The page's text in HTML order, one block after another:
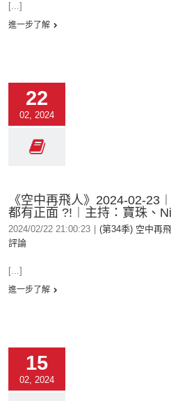
[...]
進一步了解
22
02, 2024
《空中再飛人》2024-02-
都有正面 ?!︱主持：寶珠、
2024/02/22 21:00:23 (第34季) 空中再
評論
[...]
進一步了解
15
02, 2024